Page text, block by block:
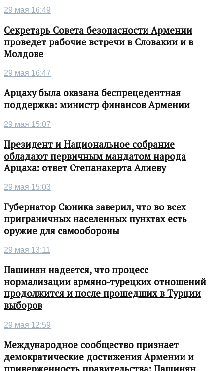
29 мая 16:49
Секретарь Совета безопасности Армении
проведет рабочие встречи в Словакии и в
Молдове
29 мая 16:47
Арцаху была оказана беспрецедентная
поддержка: министр финансов Армении
29 мая 15:07
Президент и Национальное собрание
обладают первичным мандатом народа
Арцаха: ответ Степанакерта Алиеву
29 мая 15:03
Губернатор Сюника заверил, что во всех
приграничных населенных пунктах есть
оружие для самообороны
29 мая 13:11
Пашинян надеется, что процесс
нормализации армяно-турецких отношений
продолжится и после прошедших в Турции
выборов
29 мая 12:59
Международное сообщество признает
демократические достижения Армении и
приверженность правительства: Пашинян